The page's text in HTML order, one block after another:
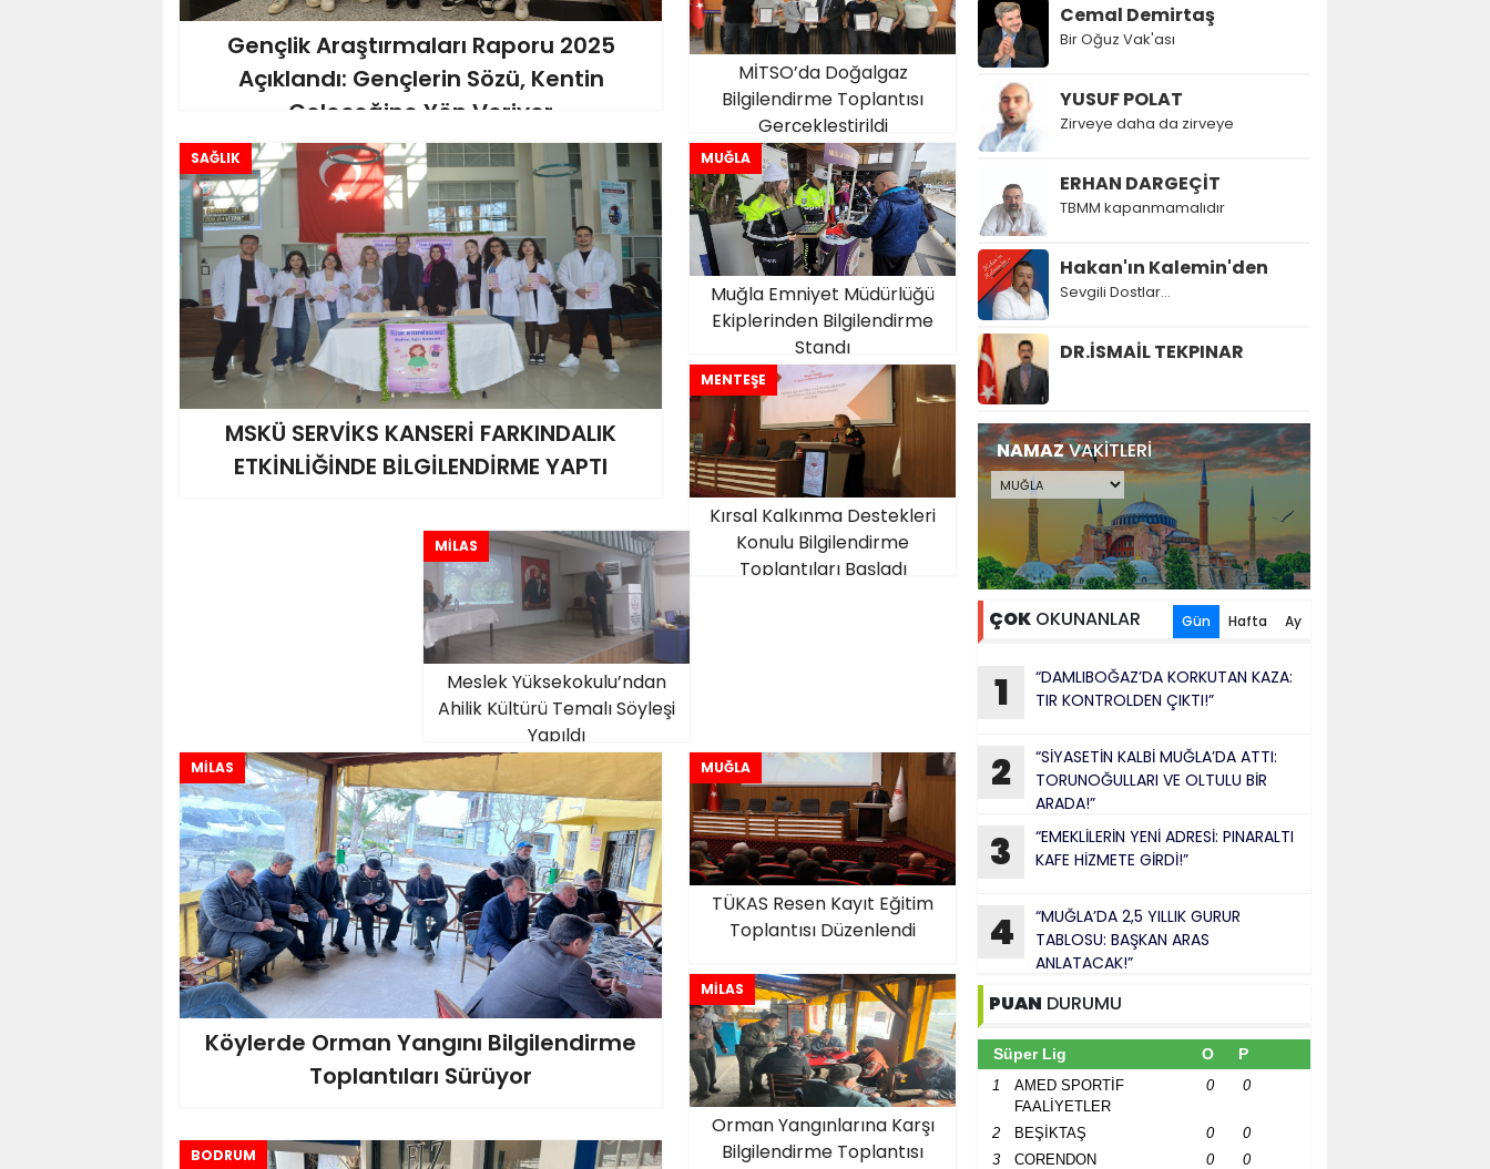
Gençlik Araştırmaları Raporu 2025
Açıklandı: Gençlerin Sözü, Kentin
Geleceğine Yön Veriyor
MİTSO’da Doğalgaz
Bilgilendirme Toplantısı
Gerçekleştirildi
MUĞLA
Muğla Emniyet Müdürlüğü
Ekiplerinden Bilgilendirme
Standı
SAĞLIK
MSKÜ SERVİKS KANSERİ FARKINDALIK
ETKİNLİĞİNDE BİLGİLENDİRME YAPTI
MENTEŞE
Kırsal Kalkınma Destekleri
Konulu Bilgilendirme
Toplantıları Başladı
MİLAS
Meslek Yüksekokulu’ndan
Ahilik Kültürü Temalı Söyleşi
Yapıldı
MİLAS
Köylerde Orman Yangını Bilgilendirme
Toplantıları Sürüyor
MUĞLA
TÜKAS Resen Kayıt Eğitim
Toplantısı Düzenlendi
MİLAS
Orman Yangınlarına Karşı
Bilgilendirme Toplantısı
BODRUM
Cemal Demirtaş
Bir Oğuz Vak'ası
YUSUF POLAT
Zirveye daha da zirveye
ERHAN DARGEÇİT
TBMM kapanmamalıdır
Hakan'ın Kalemin'den
Sevgili Dostlar...
DR.İSMAİL TEKPINAR
NAMAZVAKİTLERİ
ÇOK OKUNANLAR Gün Hafta Ay
1
“DAMLIBOĞAZ’DA KORKUTAN KAZA:
TIR KONTROLDEN ÇIKTI!”
2
“SİYASETİN KALBİ MUĞLA’DA ATTI:
TORUNOĞULLARI VE OLTULU BİR
ARADA!”
3
“EMEKLİLERİN YENİ ADRESİ: PINARALTI
KAFE HİZMETE GİRDİ!”
4
“MUĞLA’DA 2,5 YILLIK GURUR
TABLOSU: BAŞKAN ARAS
ANLATACAK!”
PUAN DURUMU
Süper Lig O P
1
AMED SPORTİF
FAALİYETLER
0 0
2 BEŞİKTAŞ 0
0
3
CORENDON
0 0